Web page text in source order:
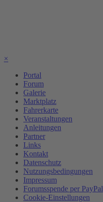
×
Portal
Forum
Galerie
Marktplatz
Fahrerkarte
Veranstaltungen
Anleitungen
Partner
Links
Kontakt
Datenschutz
Nutzungsbedingungen
Impressum
Forumsspende per PayPal
Cookie-Einstellungen